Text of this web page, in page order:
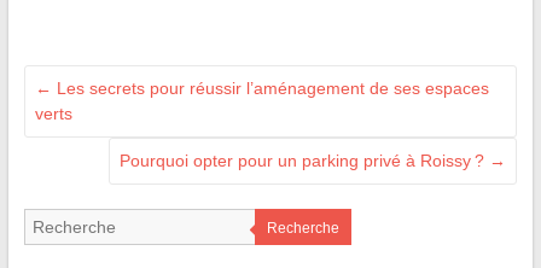
← Les secrets pour réussir l’aménagement de ses espaces
verts
Pourquoi opter pour un parking privé à Roissy ? →
Recherche